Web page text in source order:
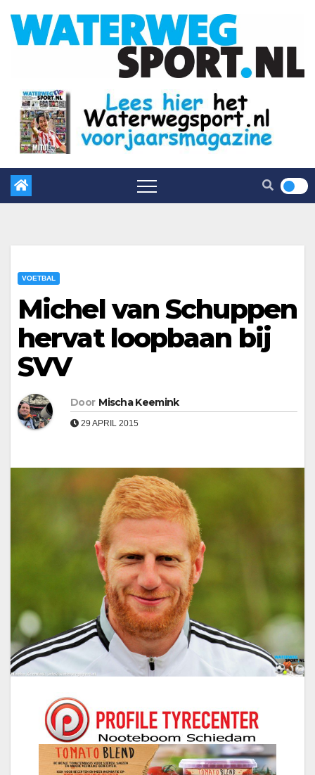
VOETBAL
Michel van Schuppen
hervat loopbaan bij
SVV
Door Mischa Keemink
29 APRIL 2015